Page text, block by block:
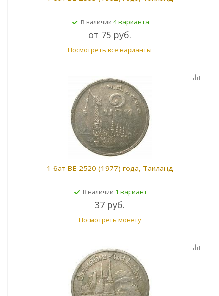
В наличии 4 варианта
от 75 руб.
Посмотреть все варианты
1 бат BE 2520 (1977) года, Таиланд
В наличии 1 вариант
37 руб.
Посмотреть монету